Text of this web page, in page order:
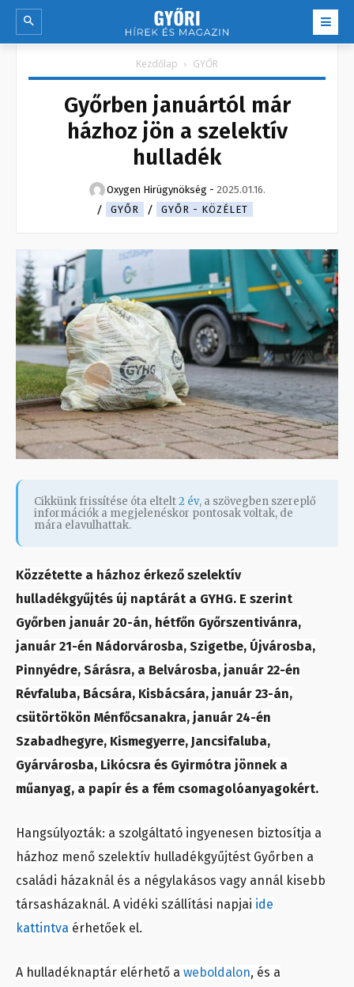
Kezdőlap GYŐR
Győrben januártól már
házhoz jön a szelektív
hulladék
Oxygen Hirügynökség - 2025.01.16.
GYŐR
GYŐR - KÖZÉLET
Cikkünk frissítése óta eltelt2 év, a szövegben szereplő
információk a megjelenéskor pontosak voltak, de
mára elavulhattak.
Közzétette a házhoz érkező szelektív
hulladékgyűjtés új naptárát a GYHG. E szerint
Győrben január 20-án, hétfőn Győrszentivánra,
január 21-én Nádorvárosba, Szigetbe, Újvárosba,
Pinnyédre, Sárásra, a Belvárosba, január 22-én
Révfaluba, Bácsára, Kisbácsára, január 23-án,
csütörtökön Ménfőcsanakra, január 24-én
Szabadhegyre, Kismegyerre, Jancsifaluba,
Gyárvárosba, Likócsra és Gyirmótra jönnek a
műanyag, a papír és a fém csomagolóanyagokért.
Hangsúlyozták: a szolgáltató ingyenesen biztosítja a
házhoz menő szelektív hulladékgyűjtést Győrben a
családi házaknál és a négylakásos vagy annál kisebb
társasházaknál. A vidéki szállítási napjai ide
kattintva érhetőek el.
A hulladéknaptár elérhető a weboldalon, és a